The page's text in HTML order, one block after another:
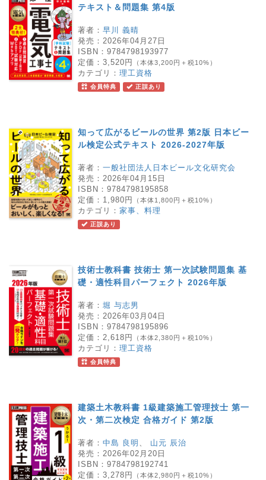
テキスト＆問題集 第4版
著者： 早川 義晴
発売： 2026年04月27日
ISBN： 9784798193977
定価： 3,520円 （本体3,200円＋税10%）
カテゴリ： 理工資格
会員特典 正誤あり
知って広がるビールの世界 第2版 日本ビー
ル検定公式テキスト 2026-2027年版
著者： 一般社団法人日本ビール文化研究会
発売： 2026年04月15日
ISBN： 9784798195858
定価： 1,980円 （本体1,800円＋税10%）
カテゴリ： 家事、料理
正誤あり
技術士教科書 技術士 第一次試験問題集 基
礎・適性科目パーフェクト 2026年版
著者： 堀 与志男
発売： 2026年03月04日
ISBN： 9784798195896
定価： 2,618円 （本体2,380円＋税10%）
カテゴリ： 理工資格
会員特典
建築土木教科書 1級建築施工管理技士 第一
次・第二次検定 合格ガイド 第2版
著者： 中島 良明
山元 辰治
発売： 2026年02月20日
ISBN： 9784798192741
定価： 3,278円 （本体2,980円＋税10%）